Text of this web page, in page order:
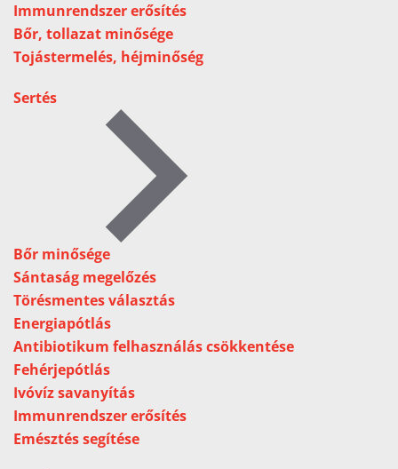
Immunrendszer erősítés
Bőr, tollazat minősége
Tojástermelés, héjminőség
Sertés
Bőr minősége
Sántaság megelőzés
Törésmentes választás
Energiapótlás
Antibiotikum felhasználás csökkentése
Fehérjepótlás
Ivóvíz savanyítás
Immunrendszer erősítés
Emésztés segítése